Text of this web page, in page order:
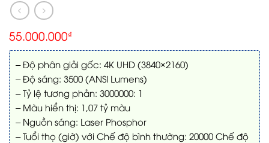
55.000.000₫
– Độ phân giải gốc: 4K UHD (3840×2160)
– Độ sáng: 3500 (ANSI Lumens)
– Tỷ lệ tương phản: 3000000: 1
– Màu hiển thị: 1,07 tỷ màu
– Nguồn sáng: Laser Phosphor
– Tuổi thọ (giờ) với Chế độ bình thường: 20000 Chế độ